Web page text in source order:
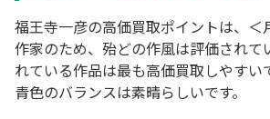
福王寺一彦の高価買取ポイントは、＜
作家のため、殆どの作風は評価されて
れている作品は最も高価買取しやすい
青色のバランスは素晴らしいです。